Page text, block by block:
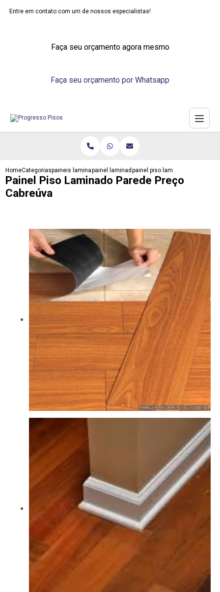
Entre em contato com um de nossos especialistas!
Faça seu orçamento agora mesmo
Faça seu orçamento por Whatsapp
HomeCategoriaspaineis laminadospainel laminado de madeirapainel piso laminado parede
Painel Piso Laminado Parede Preço
Cabreúva